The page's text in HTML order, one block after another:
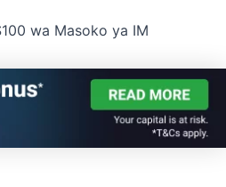
wa Masoko ya IM